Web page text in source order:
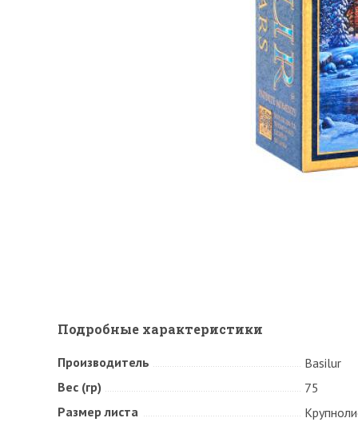
Подробные характеристики
Производитель
Basilur
Вес (гр)
75
Размер листа